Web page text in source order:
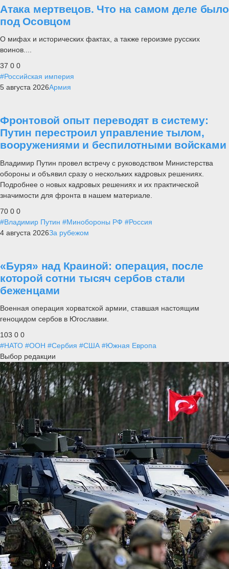
Атака мертвецов. Что на самом деле было
под Осовцом
О мифах и исторических фактах, а также героизме русских
воинов....
37 0 0
#Российская империя
5 августа 2026Армия
Фронтовой опыт переводят в систему:
Путин перестроил управление тылом,
вооружениями и беспилотными войсками
Владимир Путин провел встречу с руководством Министерства
обороны и объявил сразу о нескольких кадровых решениях.
Подробнее о новых кадровых решениях и их практической
значимости для фронта в нашем материале.
70 0 0
#Владимир Путин #Минобороны РФ #Россия
4 августа 2026За рубежом
«Буря» над Краиной: операция, после
которой сотни тысяч сербов стали
беженцами
Военная операция хорватской армии, ставшая настоящим
геноцидом сербов в Югославии.
103 0 0
#НАТО #ООН #Сербия #США #Южная Европа
Выбор редакции